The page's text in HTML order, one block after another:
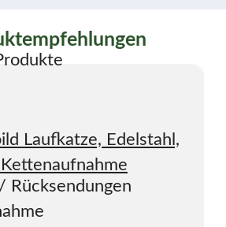
Rücksendungen